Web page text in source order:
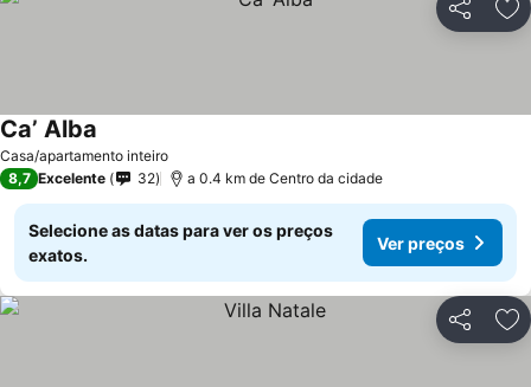
Partilhar
Casa/apartamento inteiro
Ca’ Alba
8,7 Excelente 32 a 0.4 km de Centro da cidade
Selecione as datas para ver os preços
exatos.
Ver preços
Partilhar